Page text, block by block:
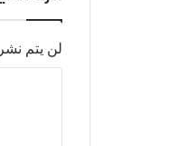
لن يتم